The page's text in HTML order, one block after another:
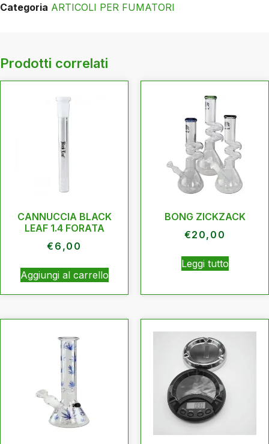
Categoria ARTICOLI PER FUMATORI
Prodotti correlati
CANNUCCIA BLACK
LEAF 1.4 FORATA
€ 6,00
Aggiungi al carrello
BONG ZICKZACK
€20,00
Leggi tutto